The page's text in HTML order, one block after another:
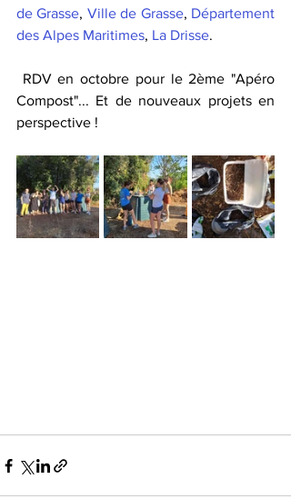
de Grasse, Ville de Grasse, Département
des Alpes Maritimes, La Drisse.
Compost"... Et de nouveaux projets en
perspective !